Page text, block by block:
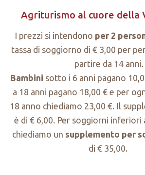
Agriturismo al cuore della
I prezzi si intendono per 2
tassa di soggiorno di € 3,00 per
partire da 14 anni.
Bambini sotto i 6 anni pagano
a 18 anni pagano 18,00 € e per
18 anno chiediamo 23,00 €. Il
è di € 6,00. Per soggiorni inferiori
chiediamo un supplemento per
di € 35,00.